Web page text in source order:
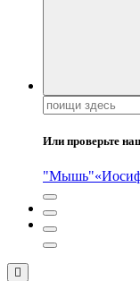
Поиск:
Или проверьте
"Мышь"